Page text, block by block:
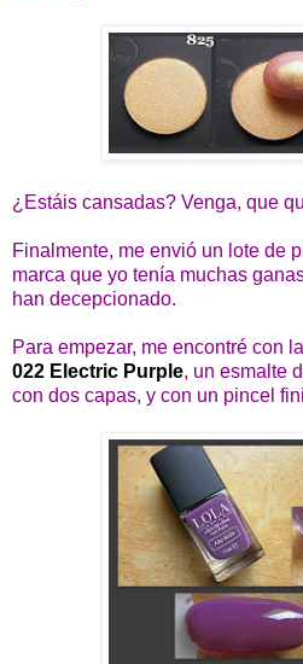
¿Estáis cansadas? Venga, que
Finalmente, me envió un lote de
marca que yo tenía muchas
han decepcionado.
Para empezar, me encontré con la
022 Electric Purple, un esmalte
con dos capas, y con un pincel